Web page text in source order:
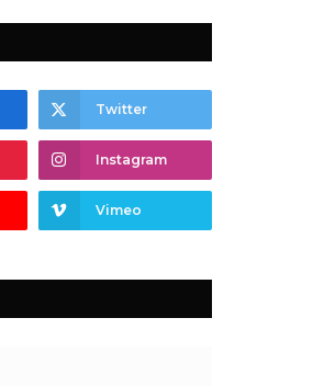
Twitter
Instagram
Vimeo